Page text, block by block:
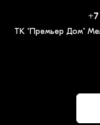
ТК "Премьер Дом"